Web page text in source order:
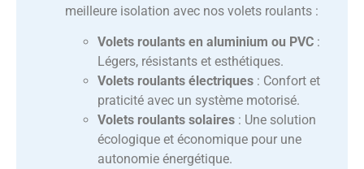
meilleure isolation avec nos volets roulants :
Volets roulants en aluminium ou PVC :
Légers, résistants et esthétiques.
Volets roulants électriques : Confort et
praticité avec un système motorisé.
Volets roulants solaires : Une solution
écologique et économique pour une
autonomie énergétique.